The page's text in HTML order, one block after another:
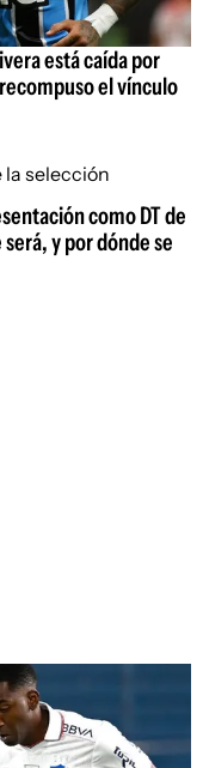
está caída por
el vínculo
como DT de
y por dónde se